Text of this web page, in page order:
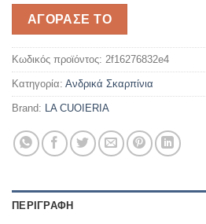
was:
€119,95.
€59,00.
ΑΓΌΡΑΣΈ ΤΟ
Κωδικός προϊόντος: 2f16276832e4
Κατηγορία: Ανδρικά Σκαρπίνια
Brand: LA CUOIERIA
ΠΕΡΙΓΡΑΦΉ